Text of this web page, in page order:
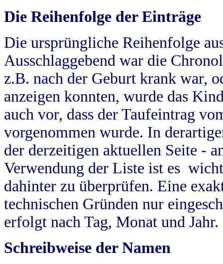
Die Reihenfolge der Einträge
Die ursprüngliche Reihenfolge
Ausschlaggebend war die
z.B. nach der Geburt krank war,
anzeigen konnten, wurde das
auch vor, dass der Taufeintrag
vorgenommen wurde. In
der derzeitigen aktuellen Seite -
Verwendung der Liste ist es
dahinter zu überprüfen. Eine
technischen Gründen nur
erfolgt nach Tag, Monat und Jahr.
Schreibweise der Namen